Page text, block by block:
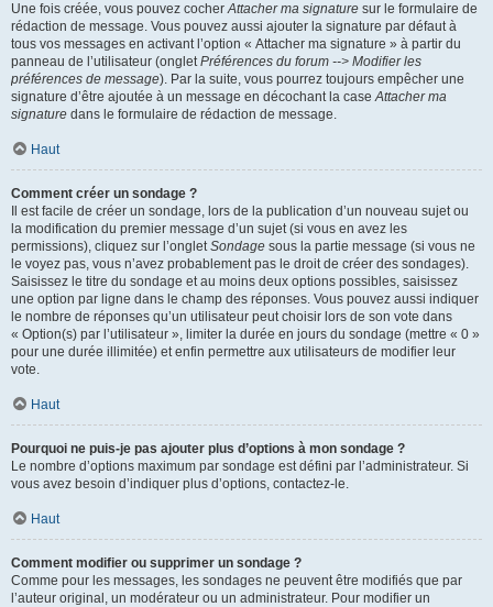
Une fois créée, vous pouvez cocherAttacher ma signature sur le formulaire de
rédaction de message. Vous pouvez aussi ajouter la signature par défaut à
tous vos messages en activant l’option « Attacher ma signature » à partir du
panneau de l’utilisateur (ongletPréférences du forum --> Modifier les
préférences de message). Par la suite, vous pourrez toujours empêcher une
signature d’être ajoutée à un message en décochant la caseAttacher ma
signature dans le formulaire de rédaction de message.
Haut
Comment créer un sondage ?
Il est facile de créer un sondage, lors de la publication d’un nouveau sujet ou
la modification du premier message d’un sujet (si vous en avez les
permissions), cliquez sur l’ongletSondage sous la partie message (si vous ne
le voyez pas, vous n’avez probablement pas le droit de créer des sondages).
Saisissez le titre du sondage et au moins deux options possibles, saisissez
une option par ligne dans le champ des réponses. Vous pouvez aussi indiquer
le nombre de réponses qu’un utilisateur peut choisir lors de son vote dans
« Option(s) par l’utilisateur », limiter la durée en jours du sondage (mettre « 0 »
pour une durée illimitée) et enfin permettre aux utilisateurs de modifier leur
vote.
Haut
Pourquoi ne puis-je pas ajouter plus d’options à mon sondage ?
Le nombre d’options maximum par sondage est défini par l’administrateur. Si
vous avez besoin d’indiquer plus d’options, contactez-le.
Haut
Comment modifier ou supprimer un sondage ?
Comme pour les messages, les sondages ne peuvent être modifiés que par
l’auteur original, un modérateur ou un administrateur. Pour modifier un